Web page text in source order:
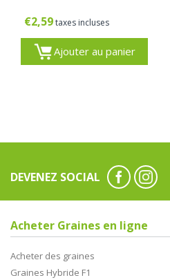
€2,59taxes incluses
Ajouter au panier
DEVENEZ SOCIAL
Acheter Graines en ligne
Acheter des graines
Graines Hybride F1